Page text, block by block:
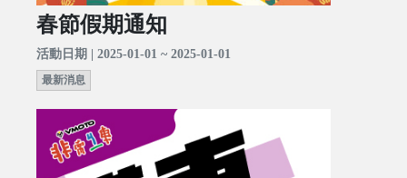
春節假期通知
活動日期 | 2025-01-01 ~ 2025-01-01
最新消息